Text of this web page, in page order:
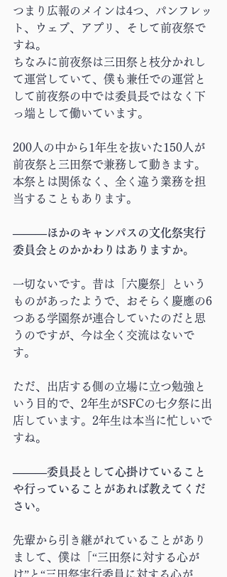
つまり広報のメインは4つ、パンフレッ
ト、ウェブ、アプリ、そして前夜祭で
すね。
ちなみに前夜祭は三田祭と枝分かれし
て運営していて、僕も兼任での運営と
して前夜祭の中では委員長ではなく下
っ端として働いています。
200人の中から1年生を抜いた150人が
前夜祭と三田祭で兼務して動きます。
本祭とは関係なく、全く違う業務を担
当することもあります。
―――ほかのキャンパスの文化祭実行
委員会とのかかわりはありますか。
一切ないです。昔は「六慶祭」という
ものがあったようで、おそらく慶應の6
つある学園祭が連合していたのだと思
うのですが、今は全く交流はないで
す。
ただ、出店する側の立場に立つ勉強と
いう目的で、2年生がSFCの七夕祭に出
店しています。2年生は本当に忙しいで
すね。
―――委員長として心掛けていること
や行っていることがあれば教えてくだ
さい。
先輩から引き継がれていることがあり
まして、僕は「“三田祭に対する心が
け”と“三田祭実行委員に対する心が